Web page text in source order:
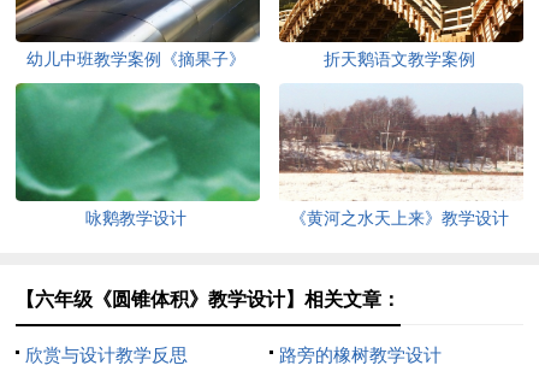
幼儿中班教学案例《摘果子》 折天鹅语文教学案例
咏鹅教学设计 《黄河之水天上来》教学设计
【六年级《圆锥体积》教学设计】相关文章：
欣赏与设计教学反思 路旁的橡树教学设计